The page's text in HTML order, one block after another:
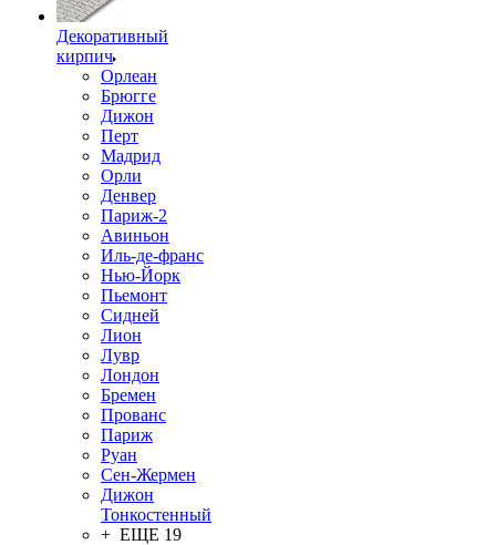
Декоративный
кирпич
Орлеан
Брюгге
Дижон
Перт
Мадрид
Орли
Денвер
Париж-2
Авиньон
Иль-де-франс
Нью-Йорк
Пьемонт
Сидней
Лион
Лувр
Лондон
Бремен
Прованс
Париж
Руан
Сен-Жермен
Дижон
Тонкостенный
+ ЕЩЕ 19